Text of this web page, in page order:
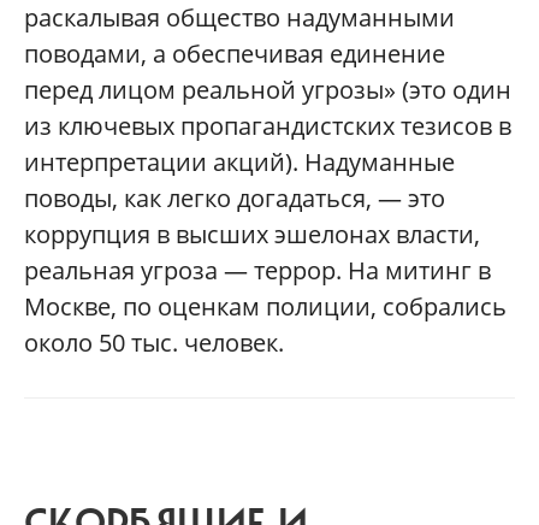
раскалывая общество надуманными
поводами, а обеспечивая единение
перед лицом реальной угрозы» (это один
из ключевых пропагандистских тезисов в
интерпретации акций). Надуманные
поводы, как легко догадаться, — это
коррупция в высших эшелонах власти,
реальная угроза — террор. На митинг в
Москве, по оценкам полиции, собрались
около 50 тыс. человек.